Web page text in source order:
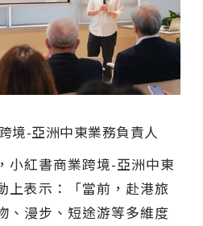
境-亞洲中東業務負責人
小紅書商業跨境-亞洲中東
上表示：「當前，赴港旅
、漫步、短途游等多維度